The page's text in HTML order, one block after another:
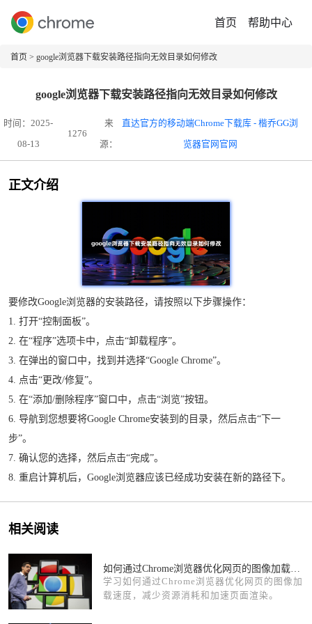
首页 帮助中心
首页 > google浏览器下载安装路径指向无效目录如何修改
google浏览器下载安装路径指向无效目录如何修改
时间：2025-
08-13
1276
来
源：
直达官方的移动端Chrome下载库 - 楷乔GG浏
览器官网官网
正文介绍
要修改Google浏览器的安装路径，请按照以下步骤操作：
1. 打开“控制面板”。
2. 在“程序”选项卡中，点击“卸载程序”。
3. 在弹出的窗口中，找到并选择“Google Chrome”。
4. 点击“更改/修复”。
5. 在“添加/删除程序”窗口中，点击“浏览”按钮。
6. 导航到您想要将Google Chrome安装到的目录，然后点击“下一
步”。
7. 确认您的选择，然后点击“完成”。
8. 重启计算机后，Google浏览器应该已经成功安装在新的路径下。
相关阅读
如何通过Chrome浏览器优化网页的图像加载速度
学习如何通过Chrome浏览器优化网页的图像加
载速度，减少资源消耗和加速页面渲染。